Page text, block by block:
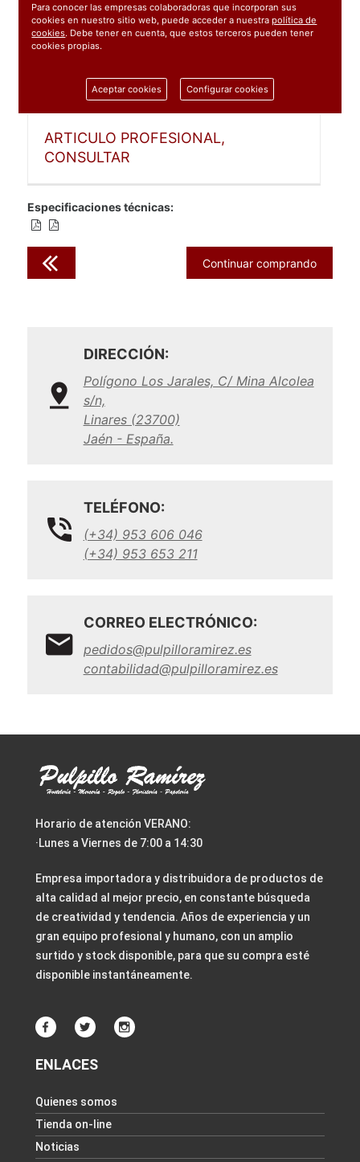
1 unidad
ARTICULO PROFESIONAL,
CONSULTAR
Especificaciones técnicas:
Continuar comprando
DIRECCIÓN:
Polígono Los Jarales, C/ Mina Alcolea
s/n,
Linares (23700)
Jaén - España.
TELÉFONO:
(+34) 953 606 046
(+34) 953 653 211
CORREO ELECTRÓNICO:
pedidos@pulpilloramirez.es
contabilidad@pulpilloramirez.es
Horario de atención VERANO:
·Lunes a Viernes de 7:00 a 14:30
Empresa importadora y distribuidora de productos de
alta calidad al mejor precio, en constante búsqueda
de creatividad y tendencia. Años de experiencia y un
gran equipo profesional y humano, con un amplio
surtido y stock disponible, para que su compra esté
disponible instantáneamente.
ENLACES
Quienes somos
Tienda on-line
Noticias
Para conocer las empresas colaboradoras que incorporan sus
cookies en nuestro sitio web, puede acceder a nuestrapolítica de
cookies. Debe tener en cuenta, que estos terceros pueden tener
cookies propias.
Aceptar cookies Configurar cookies